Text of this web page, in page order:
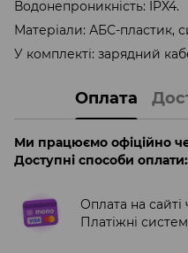
Водонепроникність: IPX4.
Матеріали: АБС-пластик,
У комплекті: зарядний
Оплата
Ми працюємо офіційно
Доступні способи оплати:
Оплата на
Платіжні